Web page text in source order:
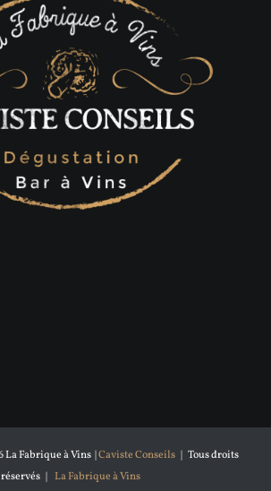
La Fabrique à Vins |Caviste Conseils | Tous droits
réservés | La Fabrique à Vins